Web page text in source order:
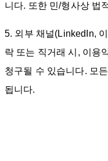
니다. 또한 민/형사상 법
5. 외부 채널(LinkedIn,
락 또는 직거래 시, 이용
청구될 수 있습니다. 모
됩니다.